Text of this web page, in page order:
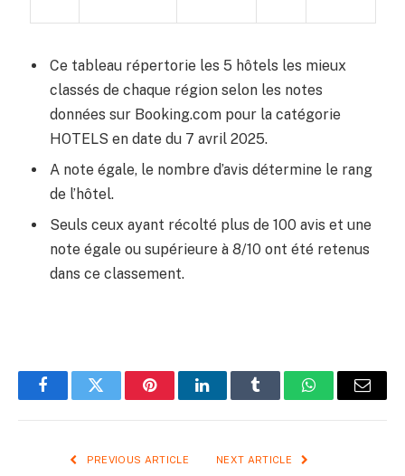
Ce tableau répertorie les 5 hôtels les mieux
classés de chaque région selon les notes
données sur Booking.com pour la catégorie
HOTELS en date du 7 avril 2025.
A note égale, le nombre d’avis détermine le rang
de l’hôtel.
Seuls ceux ayant récolté plus de 100 avis et une
note égale ou supérieure à 8/10 ont été retenus
dans ce classement.
FacebookTwitter PinterestLinkedInTumblr WhatsAppEmail
PREVIOUS ARTICLE NEXT ARTICLE